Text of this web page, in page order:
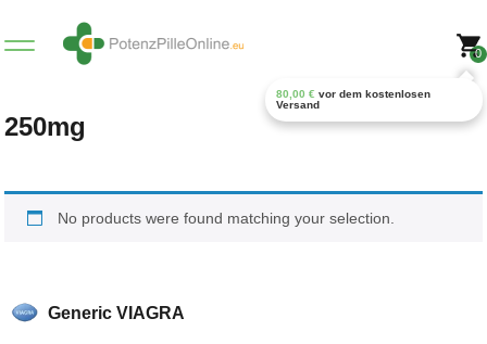
0
80,00 € vor dem kostenlosen
Versand
Generic VIAGRA
250mg
No products were found matching your selection.